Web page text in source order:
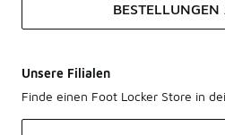
BESTELLUNGEN
Unsere Filialen
Finde einen Foot Locker Store in